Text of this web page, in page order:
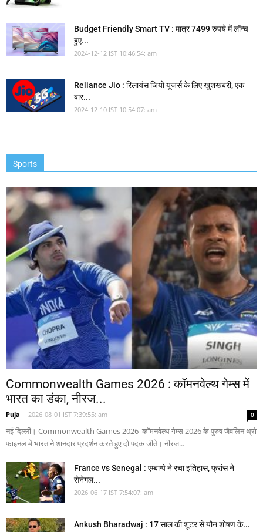
Budget Friendly Smart TV : मात्र 7499 रुपये में लॉन्च
हुए...
2024-12-12 IST 10:46:54: am
Reliance Jio : रिलायंस जियो यूजर्स के लिए खुशखबरी, एक
बार...
2024-12-10 IST 10:54:07: am
Sports
Commonwealth Games 2026 : कॉमनवेल्थ गेम्स में
भारत का डंका, नीरज...
Puja - 2026-08-01 IST 7:39:55: am 0
नई दिल्ली। Commonwealth Games 2026 कॉमनवेल्थ गेम्स 2026 के पुरुष जैवलिन थ्रो
फाइनल में भारत ने शानदार प्रदर्शन करते हुए दो पदक जीते। नीरज...
France vs Senegal : एम्बाप्पे ने रचा इतिहास, फ्रांस ने
सेनेगल...
2026-06-17 IST 7:54:07: am
Ankush Bharadwaj : 17 साल की शूटर से यौन शोषण के...